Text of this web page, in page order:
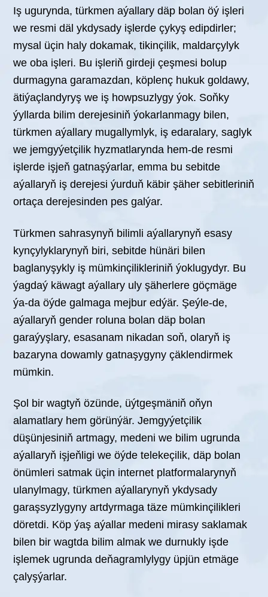
Iş ugurynda, türkmen aýallary däp bolan öý işleri
we resmi däl ykdysady işlerde çykyş edipdirler;
mysal üçin haly dokamak, tikinçilik, maldarçylyk
we oba işleri. Bu işleriň girdeji çeşmesi bolup
durmagyna garamazdan, köplenç hukuk goldawy,
ätiýaçlandyryş we iş howpsuzlygy ýok. Soňky
ýyllarda bilim derejesiniň ýokarlanmagy bilen,
türkmen aýallary mugallymlyk, iş edaralary, saglyk
we jemgyýetçilik hyzmatlarynda hem-de resmi
işlerde işjeň gatnaşýarlar, emma bu sebitde
aýallaryň iş derejesi ýurduň käbir şäher sebitleriniň
ortaça derejesinden pes galýar.
Türkmen sahrasynyň bilimli aýallarynyň esasy
kynçylyklarynyň biri, sebitde hünäri bilen
baglanyşykly iş mümkinçilikleriniň ýoklugydyr. Bu
ýagdaý käwagt aýallary uly şäherlere göçmäge
ýa-da öýde galmaga mejbur edýär. Şeýle-de,
aýallaryň gender roluna bolan däp bolan
garaýyşlary, esasanam nikadan soň, olaryň iş
bazaryna dowamly gatnaşygyny çäklendirmek
mümkin.
Şol bir wagtyň özünde, üýtgeşmäniň oňyn
alamatlary hem görünýär. Jemgyýetçilik
düşünjesiniň artmagy, medeni we bilim ugrunda
aýallaryň işjeňligi we öýde telekeçilik, däp bolan
önümleri satmak üçin internet platformalarynyň
ulanylmagy, türkmen aýallarynyň ykdysady
garaşsyzlygyny artdyrmaga täze mümkinçilikleri
döretdi. Köp ýaş aýallar medeni mirasy saklamak
bilen bir wagtda bilim almak we durnukly işde
işlemek ugrunda deňagramlylygy üpjün etmäge
çalyşýarlar.